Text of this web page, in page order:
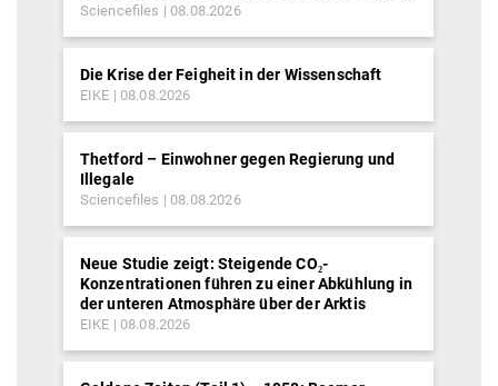
Sciencefiles 08.08.2026
Die Krise der Feigheit in der Wissenschaft
EIKE 08.08.2026
Thetford – Einwohner gegen Regierung und
Illegale
Sciencefiles 08.08.2026
Neue Studie zeigt: Steigende CO₂-
Konzentrationen führen zu einer Abkühlung in
der unteren Atmosphäre über der Arktis
EIKE 08.08.2026